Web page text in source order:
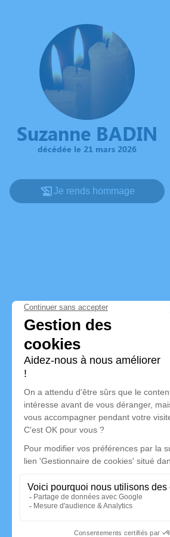
Suzanne BADIN
décédée le 21 mars 2026
Je rends hommage